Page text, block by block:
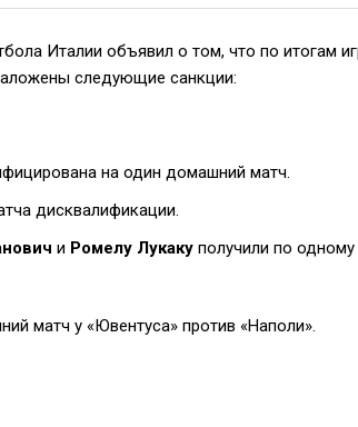
Италии объявил о том, что по итогам
следующие санкции:
на один домашний матч.
дисквалификации.
и Ромелу Лукаку получили по
матч у «Ювентуса» против «Наполи».